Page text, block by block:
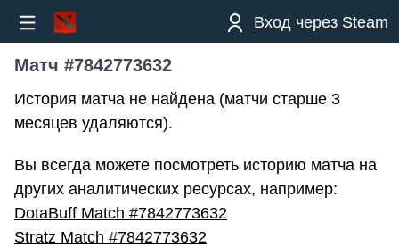
Вход через Steam
Матч #7842773632
История матча не найдена (матчи старше 3
месяцев удаляются).
Вы всегда можете посмотреть историю матча на
других аналитических ресурсах, например:
DotaBuff Match #7842773632
Stratz Match #7842773632